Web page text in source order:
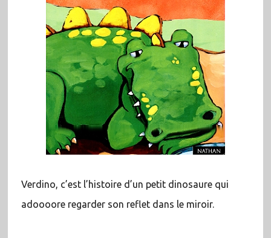
Verdino, c’est l’histoire d’un petit dinosaure qui
adoooore regarder son reflet dans le miroir.